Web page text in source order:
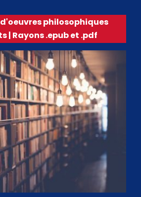
philosophiques
| Rayons .epub et .pdf